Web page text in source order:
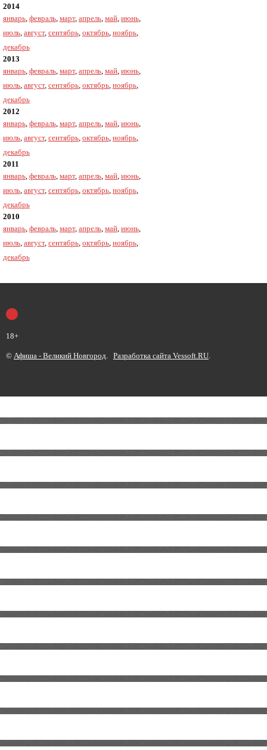
2014
январь, февраль, март, апрель, май, июнь,
июль, август, сентябрь, октябрь, ноябрь,
декабрь
2013
январь, февраль, март, апрель, май, июнь,
июль, август, сентябрь, октябрь, ноябрь,
декабрь
2012
январь, февраль, март, апрель, май, июнь,
июль, август, сентябрь, октябрь, ноябрь,
декабрь
2011
январь, февраль, март, апрель, май, июнь,
июль, август, сентябрь, октябрь, ноябрь,
декабрь
2010
январь, февраль, март, апрель, май, июнь,
июль, август, сентябрь, октябрь, ноябрь,
декабрь
18+
© Афиша - Великий Новгород Разработка сайта Vessoft.RU